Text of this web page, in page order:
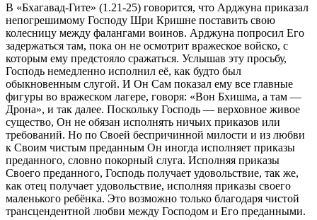
В «Бхагавад-Гите» (1.21-25) говорится, что Арджуна приказал
непогрешимому Господу Шри Кришне поставить свою
колесницу между фалангами воинов. Арджуна попросил Его
задержаться там, пока он не осмотрит вражеское войско, с
которым ему предстояло сражаться. Услышав эту просьбу,
Господь немедленно исполнил её, как будто был
обыкновенным слугой. И Он Сам показал ему все главные
фигуры во вражеском лагере, говоря: «Вон Бхишма, а там —
Дрона», и так далее. Поскольку Господь — верховное живое
существо, Он не обязан исполнять ничьих приказов или
требований. Но по Своей беспричинной милости и из любви
к Своим чистым преданным Он иногда исполняет приказы
преданного, словно покорный слуга. Исполняя приказы
Своего преданного, Господь получает удовольствие, так же,
как отец получает удовольствие, исполняя приказы своего
маленького ребёнка. Это возможно только благодаря чистой
трансцендентной любви между Господом и Его преданными.